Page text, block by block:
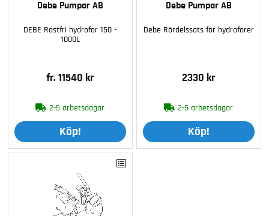
Debe Pumpar AB
DEBE Rostfri hydrofor 150 -
1000L
fr. 11540 kr
2-5 arbetsdagar
Köp!
Debe Pumpar AB
Debe Rördelssats för hydroforer
2330 kr
2-5 arbetsdagar
Köp!